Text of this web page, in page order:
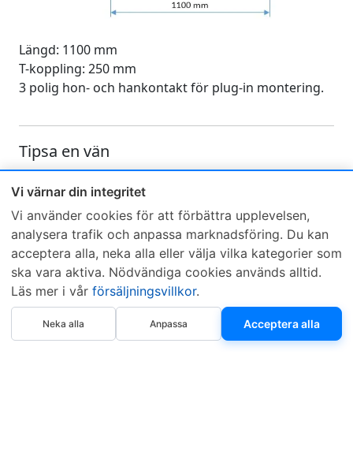
Vi värnar din integritet
Vi använder cookies för att förbättra upplevelsen,
analysera trafik och anpassa marknadsföring. Du kan
acceptera alla, neka alla eller välja vilka kategorier som
ska vara aktiva. Nödvändiga cookies används alltid.
Läs mer i vår försäljningsvillkor.
Neka alla Anpassa Acceptera alla
Köp nu
Längd: 1100 mm
T-koppling: 250 mm
3 polig hon- och hankontakt för plug-in montering.
Tipsa en vän
Skicka ett e-mail och tipsa en vän om denna produkt
Sveriges mest sålda dieselbox
Kontakta KCR
Om KCR/Garantier
Återförsäljare
Sök KCR-box